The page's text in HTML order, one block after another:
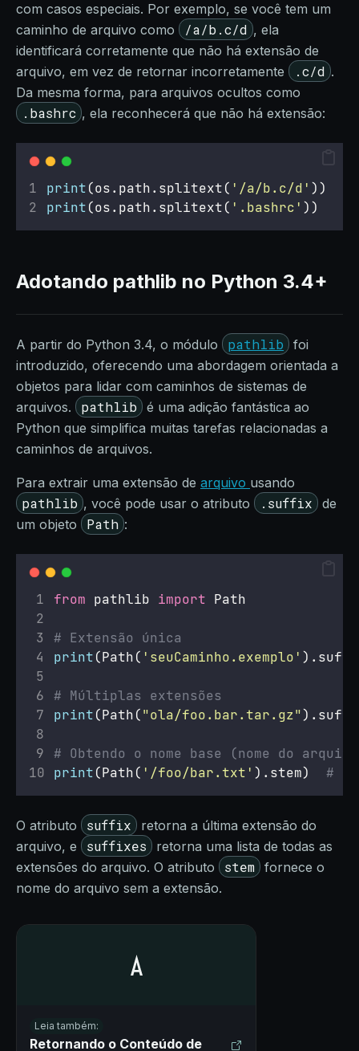
com casos especiais. Por exemplo, se você tem um
caminho de arquivo como
/a/b.c/d , ela
identificará corretamente que não há extensão de
arquivo, em vez de retornar incorretamente
.c/d .
Da mesma forma, para arquivos ocultos como
.bashrc , ela reconhecerá que não há extensão:
print(os.path.splitext( ' /a/b.c/d ' ))
print(os.path.splitext( ' .bashrc ' ))
Adotando pathlib no Python 3.4+
A partir do Python 3.4, o módulo pathlib
foi
introduzido, oferecendo uma abordagem orientada a
objetos para lidar com caminhos de sistemas de
arquivos.
pathlib é uma adição fantástica ao
Python que simplifica muitas tarefas relacionadas a
caminhos de arquivos.
Para extrair uma extensão de arquivo usando
pathlib , você pode usar o atributo .suffix
de
um objeto
Path :
from pathlib import Path
# Extensão única
print(Path( ' seuCaminho.exemplo '
# Múltiplas extensões
print(Path("ola/foo.bar.tar.gz"
# Obtendo o nome base (nome do
print(Path( ' /foo/bar.txt ' ).stem) #
O atributo suffix
retorna a última extensão do
arquivo, e
suffixes
retorna uma lista de todas as
extensões do arquivo. O atributo
stem fornece o
nome do arquivo sem a extensão.
Leia também:
Retornando o Conteúdo de